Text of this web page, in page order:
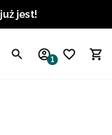
jest!
1